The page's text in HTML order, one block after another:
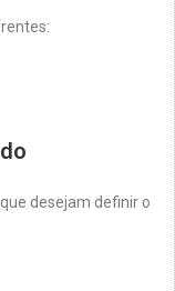
desejam definir o